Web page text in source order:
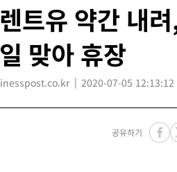
트유 약간 내
맞아 휴장
2020-07-05 12:13:12
공유하기